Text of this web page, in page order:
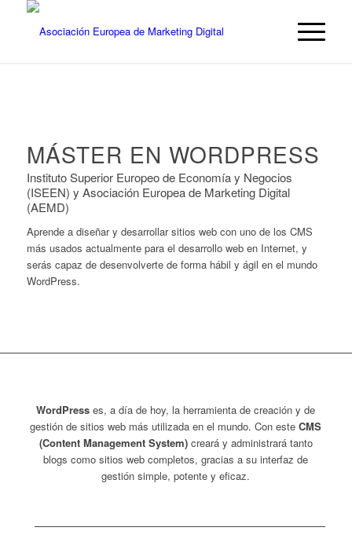
MÁSTER EN WORDPRESS
Instituto Superior Europeo de Economía y Negocios
(ISEEN) y Asociación Europea de Marketing Digital
(AEMD)
Aprende a diseñar y desarrollar sitios web con uno de los CMS
más usados actualmente para el desarrollo web en Internet, y
serás capaz de desenvolverte de forma hábil y ágil en el mundo
WordPress.
WordPress es, a día de hoy, la herramienta de creación y de
gestión de sitios web más utilizada en el mundo. Con este CMS
(Content Management System)creará y administrará tanto
blogs como sitios web completos, gracias a su interfaz de
gestión simple, potente y eficaz.